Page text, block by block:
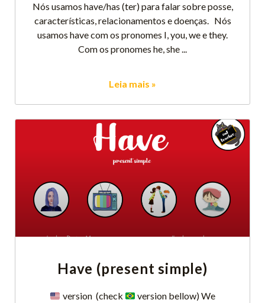
Nós usamos have/has (ter) para falar sobre posse,
características, relacionamentos e doenças. Nós
usamos have com os pronomes I, you, we e they.
Com os pronomes he, she
Leia mais »
Have (present simple)
​ version (check
​ version bellow) We